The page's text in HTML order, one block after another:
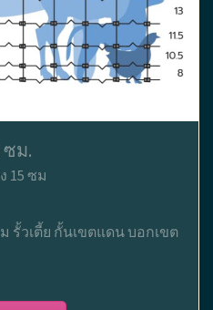
ม.
15 ซม
รั้วเตี้ย กั้นเขตแดน บอกเขต